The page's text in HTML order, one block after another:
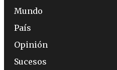
Mundo
País
Opinión
Sucesos